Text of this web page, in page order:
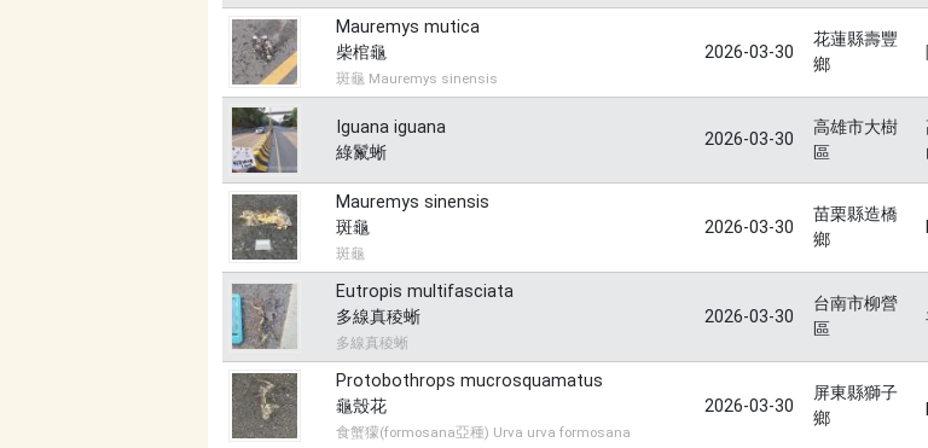
Mauremys mutica
柴棺龜
斑龜 Mauremys sinensis
2026-03-30
花蓮縣壽豐
鄉
Iguana iguana
綠鬣蜥
2026-03-30
高雄市大樹
區
Mauremys sinensis
斑龜
斑龜
2026-03-30
苗栗縣造橋
鄉
Eutropis multifasciata
多線真稜蜥
多線真稜蜥
2026-03-30
台南市柳營
區
Protobothrops mucrosquamatus
龜殼花
食蟹獴(formosana亞種) Urva urva formosana
2026-03-30
屏東縣獅子
鄉